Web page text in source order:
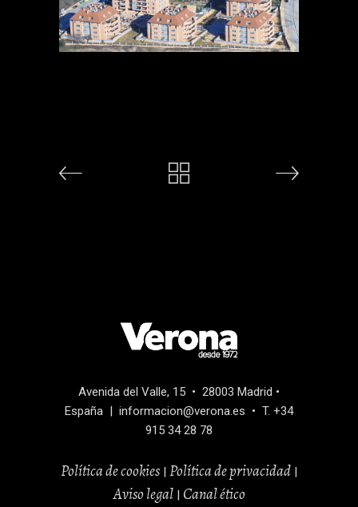
Avenida del Valle, 15 • 28003 Madrid •
España | informacion@verona.es • T. +34
915 34 28 78
Política de cookies Política de privacidad
Aviso legal Canalético